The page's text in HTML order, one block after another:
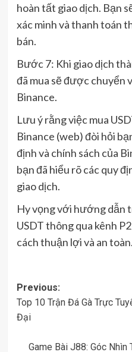
hoàn tất giao dịch. Bạn
xác minh và thanh toán
bán.
Bước 7: Khi giao dịch
đã mua sẽ được chuyển
Binance.
Lưu ý rằng việc mua
Binance (web) đòi hỏi
định và chính sách của
bạn đã hiểu rõ các quy
giao dịch.
Hy vọng với hướng dẫn
USDT thông qua kênh
cách thuận lợi và an toàn.
Post
navigation
Previous:
Top 10 Trận Đá Gà Trực
Đại
Game Bài J88: Góc